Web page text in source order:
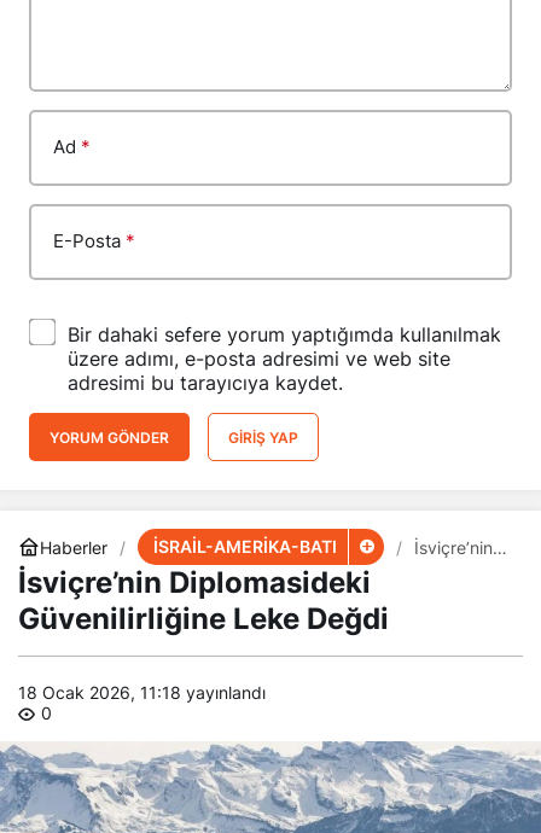
Ad *
E-Posta *
Bir dahaki sefere yorum yaptığımda kullanılmak
üzere adımı, e-posta adresimi ve web site
adresimi bu tarayıcıya kaydet.
YORUM GÖNDER GIRIŞ YAP
Haberler İSRAİL-AMERİKA-BATI
İsviçre’nin
Diplomaside
İsviçre’nin Diplomasideki
Güvenilirliğine Leke Değdi
18 Ocak 2026, 11:18 yayınlandı
0